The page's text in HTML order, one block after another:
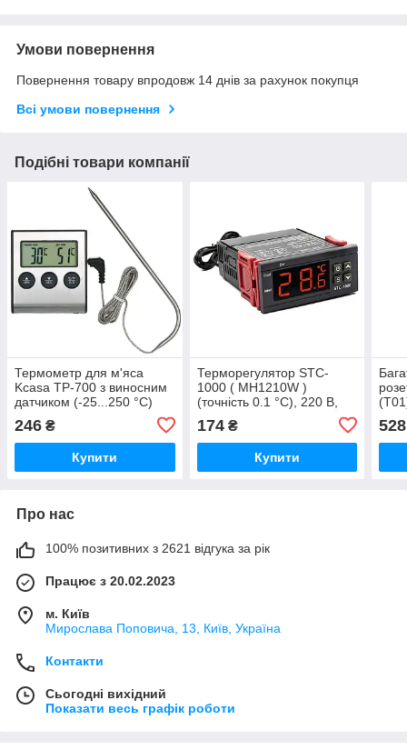
Умови повернення
Повернення товару впродовж 14 днів за рахунок покупця
Всі умови повернення
Подібні товари компанії
Термометр для м'яса
Kcasa TP-700 з виносним
датчиком (-25...250 °С)
246 ₴
Купити
Терморегулятор STC-
1000 ( MH1210W )
(точність 0.1 °C), 220 В,
два реле 10 А, -50 ~ +99
°C, з виносним датчиком
174₴
Купити
A,
528
Про нас
100% позитивних з 2621 відгука за рік
Працює з 20.02.2023
м. Київ
Мирослава Поповича, 13, Київ, Україна
Контакти
Сьогодні вихідний
Показати весь графік роботи